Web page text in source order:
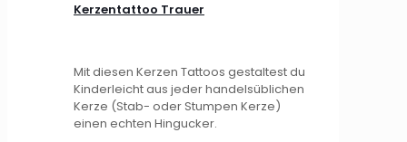
Kerzentattoo Trauer
Mit diesen Kerzen Tattoos gestaltest du
Kinderleicht aus jeder handelsüblichen
Kerze (Stab- oder Stumpen Kerze)
einen echten Hingucker.